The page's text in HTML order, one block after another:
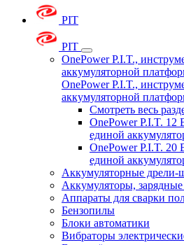
PIT
PIT
OnePower P.I.T.,
аккумуляторной
OnePower P.I.T.,
аккумуляторной
Смотреть весь
OnePower P.I.T. 12
единой
OnePower P.I.T. 20
единой
Аккумуляторные дрели-
Аккумуляторы, зарядные
Аппараты для сварки
Бензопилы
Блоки автоматики
Вибраторы